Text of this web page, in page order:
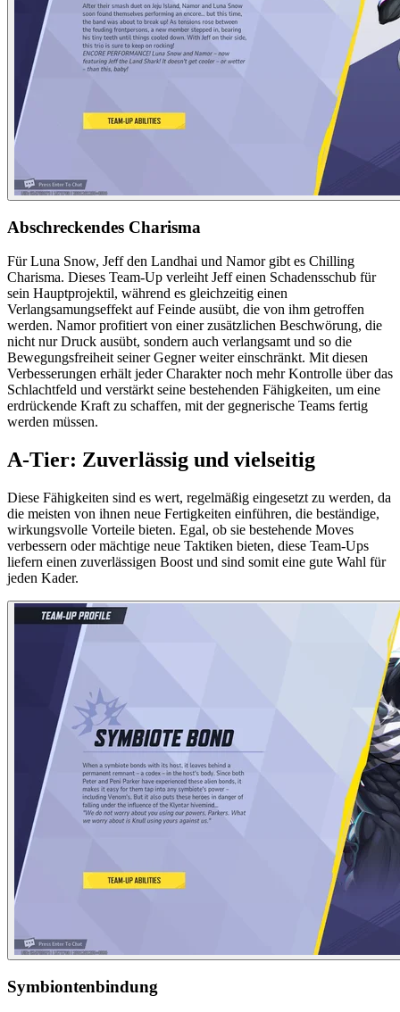
Abschreckendes Charisma
Für Luna Snow, Jeff den Landhai und Namor gibt es Chilling
Charisma. Dieses Team-Up verleiht Jeff einen Schadensschub für
sein Hauptprojektil, während es gleichzeitig einen
Verlangsamungseffekt auf Feinde ausübt, die von ihm getroffen
werden. Namor profitiert von einer zusätzlichen Beschwörung, die
nicht nur Druck ausübt, sondern auch verlangsamt und so die
Bewegungsfreiheit seiner Gegner weiter einschränkt. Mit diesen
Verbesserungen erhält jeder Charakter noch mehr Kontrolle über das
Schlachtfeld und verstärkt seine bestehenden Fähigkeiten, um eine
erdrückende Kraft zu schaffen, mit der gegnerische Teams fertig
werden müssen.
A-Tier: Zuverlässig und vielseitig
Diese Fähigkeiten sind es wert, regelmäßig eingesetzt zu werden, da
die meisten von ihnen neue Fertigkeiten einführen, die beständige,
wirkungsvolle Vorteile bieten. Egal, ob sie bestehende Moves
verbessern oder mächtige neue Taktiken bieten, diese Team-Ups
liefern einen zuverlässigen Boost und sind somit eine gute Wahl für
jeden Kader.
Symbiontenbindung